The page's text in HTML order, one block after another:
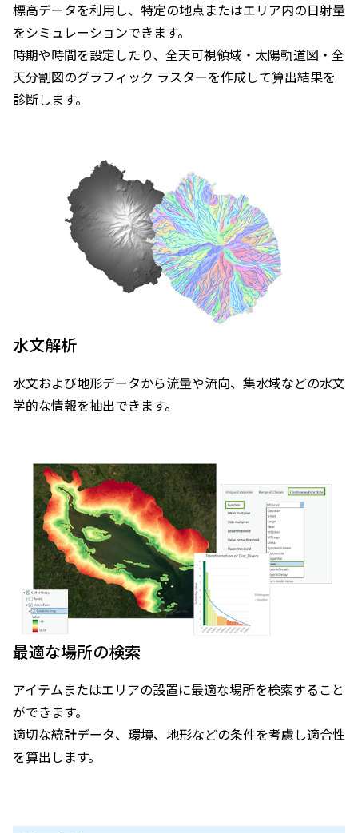
標高データを利用し、特定の地点またはエリア内の日射量
をシミュレーションできます。
時期や時間を設定したり、全天可視領域・太陽軌道図・全
天分割図のグラフィック ラスターを作成して算出結果を
診断します。
水文解析
水文および地形データから流量や流向、集水域などの水文
学的な情報を抽出できます。
最適な場所の検索
アイテムまたはエリアの設置に最適な場所を検索すること
ができます。
適切な統計データ、環境、地形などの条件を考慮し適合性
を算出します。